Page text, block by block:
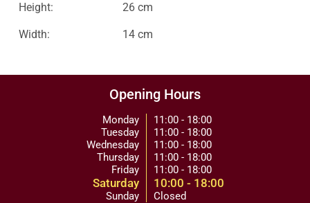
Height: 26 cm
Width: 14 cm
Opening Hours
Monday
Tuesday
Wednesday
Thursday
Friday
Saturday
Sunday
11:00 - 18:00
11:00 - 18:00
11:00 - 18:00
11:00 - 18:00
11:00 - 18:00
10:00 - 18:00
Closed